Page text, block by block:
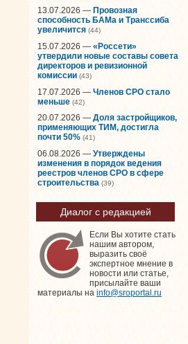
13.07.2026 — Провозная
способность БАМа и Транссиба
увеличится (44)
15.07.2026 — «Россети»
утвердили новые составы совета
директоров и ревизионной
комиссии (43)
17.07.2026 — Членов СРО стало
меньше (42)
20.07.2026 — Доля застройщиков,
применяющих ТИМ, достигла
почти 50% (41)
06.08.2026 — Утверждены
изменения в порядок ведения
реестров членов СРО в сфере
строительства (39)
Диалог с редакцией
Если Вы хотите стать
нашим автором,
выразить своё
экспертное мнение в
новости или статье,
присылайте ваши
материалы на info@sroportal.ru